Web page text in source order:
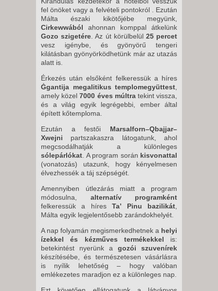
fel önöket vagy a felvételi pontokról . Ezután
Málta északi kikötőjébe megyünk,
Cirkewwából ahonnan komppal átkelünk
Gozo szigetére . Az út körülbelül 25 percet
vesz igénybe, és gyönyörű tengeri
kilátásban gyönyörködhetünk már az utazás
alatt is.
Érkezés után elsőként felkeressük a híres
Ġgantija megalitikus templomegyüttest
amely közel7000 éves múltratekint vissza,
és a világ egyik legrégebbi, ember által
épített kőtemploma.
Ezután a festői Marsalforn–Qbajjar–
Xwejni partszakaszra látogatunk, ahol
megcsodálhatják a különleges
sólepárlókat . A program során kisvonattal
(vonatozás) utazunk, hogy kényelmesen
élvezhessék a táj szépségét.
Amennyiben útlezárás miatt a program
módosulna, alternatív programként
felkeressük a híresTa’ Pinu bazilikát
Málta egyik legjelentősebb zarándokhelyét.
A nap folyamán megismerkedhetnek a helyi
ízekkel és kézműves termékekkel is:
betekintést nyerünk a gozói szuvenírek
készítésébe, és természetesen vásárlásra
is nyílik lehetőség – hogy valóban
emlékezetes maradjon ez a különleges nap.